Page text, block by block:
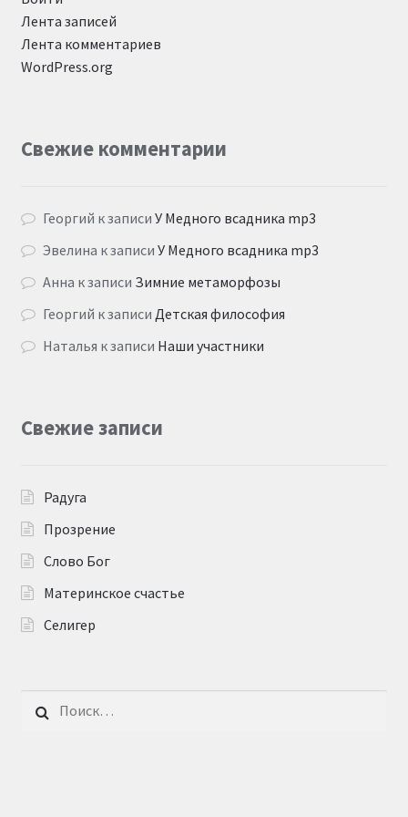
Лента записей
Лента комментариев
WordPress.org
Свежие комментарии
Георгий к записиУ Медного всадника mp3
Эвелина к записиУ Медного всадника mp3
Анна к записи Зимние метаморфозы
Георгий к записи Детская философия
Наталья к записи Наши участники
Свежие записи
Радуга
Прозрение
Слово Бог
Материнское счастье
Селигер
Найти: